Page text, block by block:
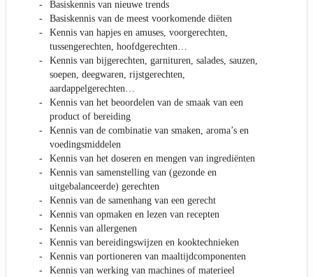
Basiskennis van nieuwe trends
Basiskennis van de meest voorkomende diëten
Kennis van hapjes en amuses, voorgerechten,
tussengerechten, hoofdgerechten…
Kennis van bijgerechten, garnituren, salades, sauzen,
soepen, deegwaren, rijstgerechten,
aardappelgerechten…
Kennis van het beoordelen van de smaak van een
product of bereiding
Kennis van de combinatie van smaken, aroma’s en
voedingsmiddelen
Kennis van het doseren en mengen van ingrediënten
Kennis van samenstelling van (gezonde en
uitgebalanceerde) gerechten
Kennis van de samenhang van een gerecht
Kennis van opmaken en lezen van recepten
Kennis van allergenen
Kennis van bereidingswijzen en kooktechnieken
Kennis van portioneren van maaltijdcomponenten
Kennis van werking van machines of materieel